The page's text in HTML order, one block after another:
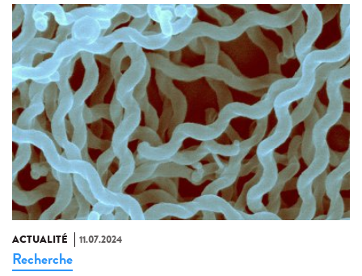
ACTUALITÉ 11.07.2024
Recherche